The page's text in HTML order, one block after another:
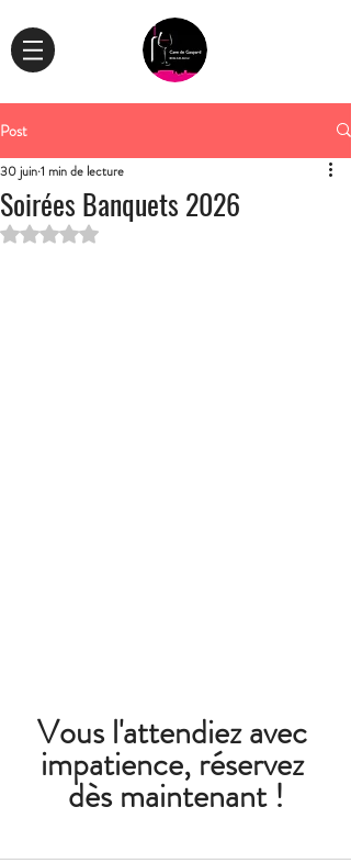
Post
Soirées Banquets 2026
30 juin1 min de lecture
Noté NaN étoiles sur 5.
Vous l'attendiez avec
impatience, réservez
dès maintenant !